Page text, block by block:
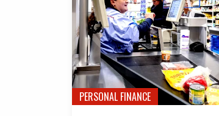
PERSONAL FINANCE